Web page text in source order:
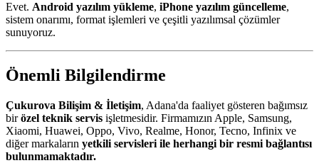
Evet. Android yazılım yükleme, iPhone yazılım güncelleme,
sistem onarımı, format işlemleri ve çeşitli yazılımsal çözümler
sunuyoruz.
Önemli Bilgilendirme
Çukurova Bilişim & İletişim, Adana'da faaliyet gösteren bağımsız
birözel teknik servis işletmesidir. Firmamızın Apple, Samsung,
Xiaomi, Huawei, Oppo, Vivo, Realme, Honor, Tecno, Infinix ve
diğer markaların yetkili servisleri ile herhangi bir resmi bağlantısı
bulunmamaktadır.